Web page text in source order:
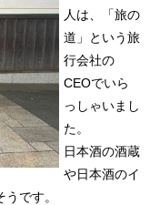
人は、「旅の
道」という旅
行会社の
CEOでいら
っしゃいまし
た。
日本酒の酒蔵
や日本酒のイ
です。